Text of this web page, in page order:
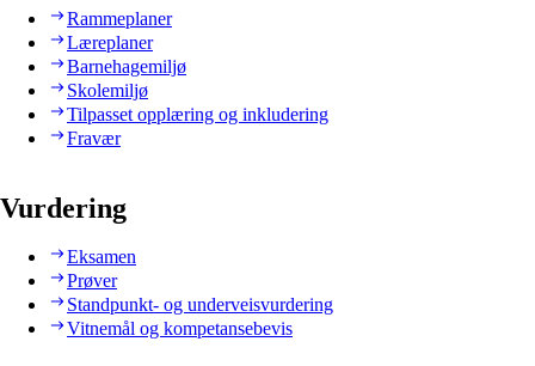
Rammeplaner
Læreplaner
Barnehagemiljø
Skolemiljø
Tilpasset opplæring og inkludering
Fravær
Vurdering
Eksamen
Prøver
Standpunkt- og underveisvurdering
Vitnemål og kompetansebevis